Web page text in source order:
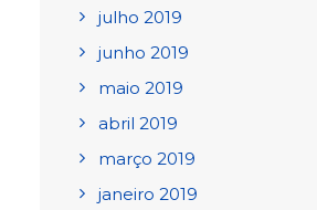
julho 2019
junho 2019
maio 2019
abril 2019
março 2019
janeiro 2019